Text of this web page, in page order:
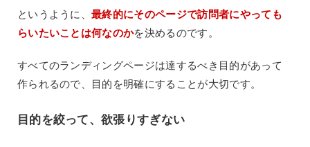
というように、最終的にそのページで訪問者にやっても
らいたいことは何なのかを決めるのです。
すべてのランディングページは達するべき目的があって
作られるので、目的を明確にすることが大切です。
目的を絞って、欲張りすぎない